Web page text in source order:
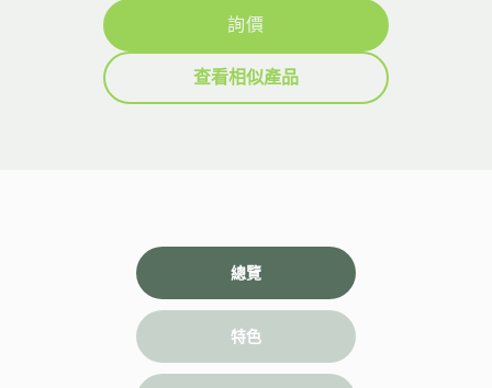
詢價
查看相似產品
總覽
特色